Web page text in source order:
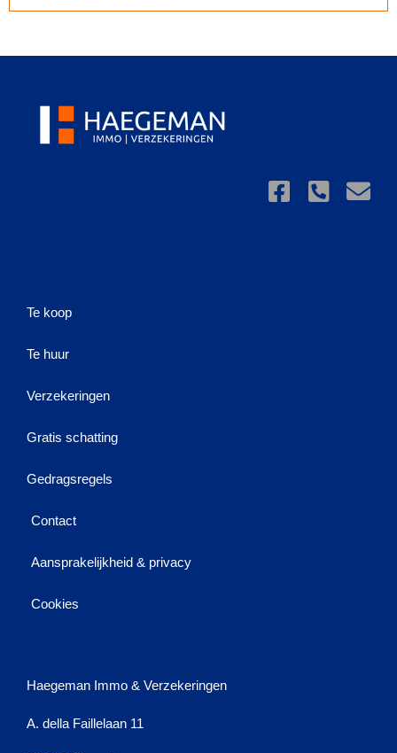
Te koop
Te huur
Verzekeringen
Gratis schatting
Gedragsregels
Contact
Aansprakelijkheid & privacy
Cookies
Haegeman Immo & Verzekeringen
A. della Faillelaan 11